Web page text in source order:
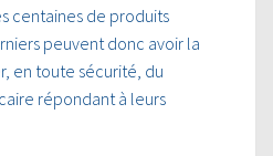
centaines de produits
peuvent donc avoir la
en toute sécurité, du
répondant à leurs